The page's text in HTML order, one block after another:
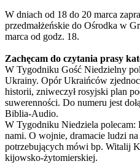
W dniach od 18 do 20 marca
przedmałżeńskie do Ośrodka w
marca od godz. 18.
Zachęcam do czytania prasy
W Tygodniku Gość Niedzielny
Ukrainy. Opór Ukraińców
historii, zniweczył rosyjski plan
suwerenności. Do numeru jest
Biblia-Audio.
W Tygodniku Niedziela polecam:
nami. O wojnie, dramacie ludzi
potrzebujących mówi bp. Witalij
kijowsko-żytomierskiej.